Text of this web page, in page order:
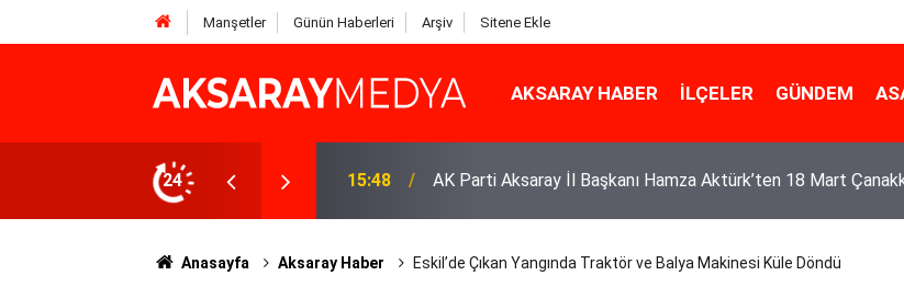
Manşetler Günün Haberleri Arşiv Sitene Ekle
AKSARAY HABER İLÇELER GÜNDEM
24
Aktürk’ten 18 Mart Çanakkale Mesajı 14:33 Eskil’in Dürüst Esnafı: Özcan Ceylan Borçlarını Ödeyerek
Anasayfa Aksaray Haber Eskil’de Çıkan Yangında Traktör ve Balya Makinesi Küle Döndü